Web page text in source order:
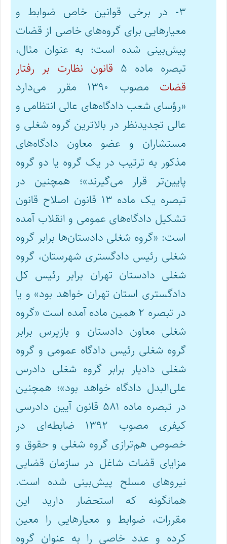
۳- در برخی قوانین خاص ضوابط و
معیارهایی برای گروه‌های خاصی از قضات
پیش‌بینی شده است؛ به عنوان مثال،
تبصره ماده ۵
قانون نظارت بر رفتار
قضات
مصوب ۱۳۹۰ مقرر می‌دارد
«رؤسای شعب دادگاه‌های عالی انتظامی و
عالی تجدیدنظر در بالاترین گروه شغلی و
مستشاران و عضو معاون دادگاه‌های
مذکور به ترتیب در یک گروه یا دو گروه
پایین‌تر قرار می‌گیرند»؛ همچنین در
تبصره یک ماده ۱۳ قانون اصلاح قانون
تشکیل دادگاه‌های عمومی و انقلاب آمده
است: «گروه شغلی دادستان‌ها برابر گروه
شغلی رئیس دادگستری شهرستان، گروه
شغلی دادستان تهران برابر رئیس کل
دادگستری استان تهران خواهد بود» و یا
در تبصره ۲ همین ماده آمده است «گروه
شغلی معاون دادستان و بازپرس برابر
گروه شغلی رئیس دادگاه عمومی و گروه
شغلی دادیار برابر گروه شغلی دادرس
علی‌البدل دادگاه خواهد بود»؛ همچنین
در تبصره ماده ۵۸۱ قانون آیین دادرسی
کیفری مصوب ۱۳۹۲ ضابطه‌ای در
خصوص هم‌ترازی گروه شغلی و حقوق و
مزایای قضات شاغل در سازمان قضایی
نیروهای مسلح پیش‌بینی شده است.
همانگونه که استحضار دارید این
مقررات، ضوابط و معیارهایی را معین
کرده و عدد خاصی را به عنوان گروه